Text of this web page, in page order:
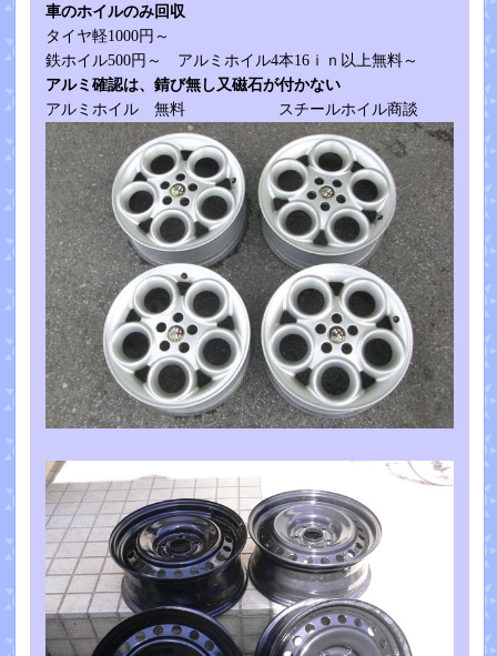
車のホイルのみ回収
タイヤ軽1000円～
鉄ホイル500円～ アルミホイル4本16ｉｎ以上無料～
アルミ確認は、錆び無し又磁石が付かない
アルミホイル 無料 スチールホイル商談